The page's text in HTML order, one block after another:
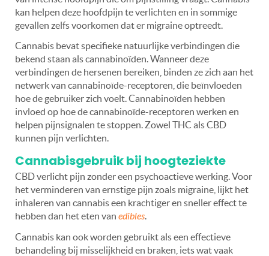
kan helpen deze hoofdpijn te verlichten en in sommige
gevallen zelfs voorkomen dat er migraine optreedt.
Cannabis bevat specifieke natuurlijke verbindingen die
bekend staan als cannabinoïden. Wanneer deze
verbindingen de hersenen bereiken, binden ze zich aan het
netwerk van cannabinoïde-receptoren, die beïnvloeden
hoe de gebruiker zich voelt. Cannabinoïden hebben
invloed op hoe de cannabinoïde-receptoren werken en
helpen pijnsignalen te stoppen. Zowel THC als CBD
kunnen pijn verlichten.
Cannabisgebruik bij hoogteziekte
CBD verlicht pijn zonder een psychoactieve werking. Voor
het verminderen van ernstige pijn zoals migraine, lijkt het
inhaleren van cannabis een krachtiger en sneller effect te
hebben dan het eten van edibles
Cannabis kan ook worden gebruikt als een effectieve
behandeling bij misselijkheid en braken, iets wat vaak